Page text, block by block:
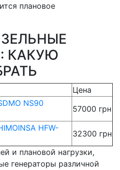
плановое
КАКУЮ
Цена
NS90
57000 грн
HFW-
32300 грн
и плановой нагрузки,
генераторы различной